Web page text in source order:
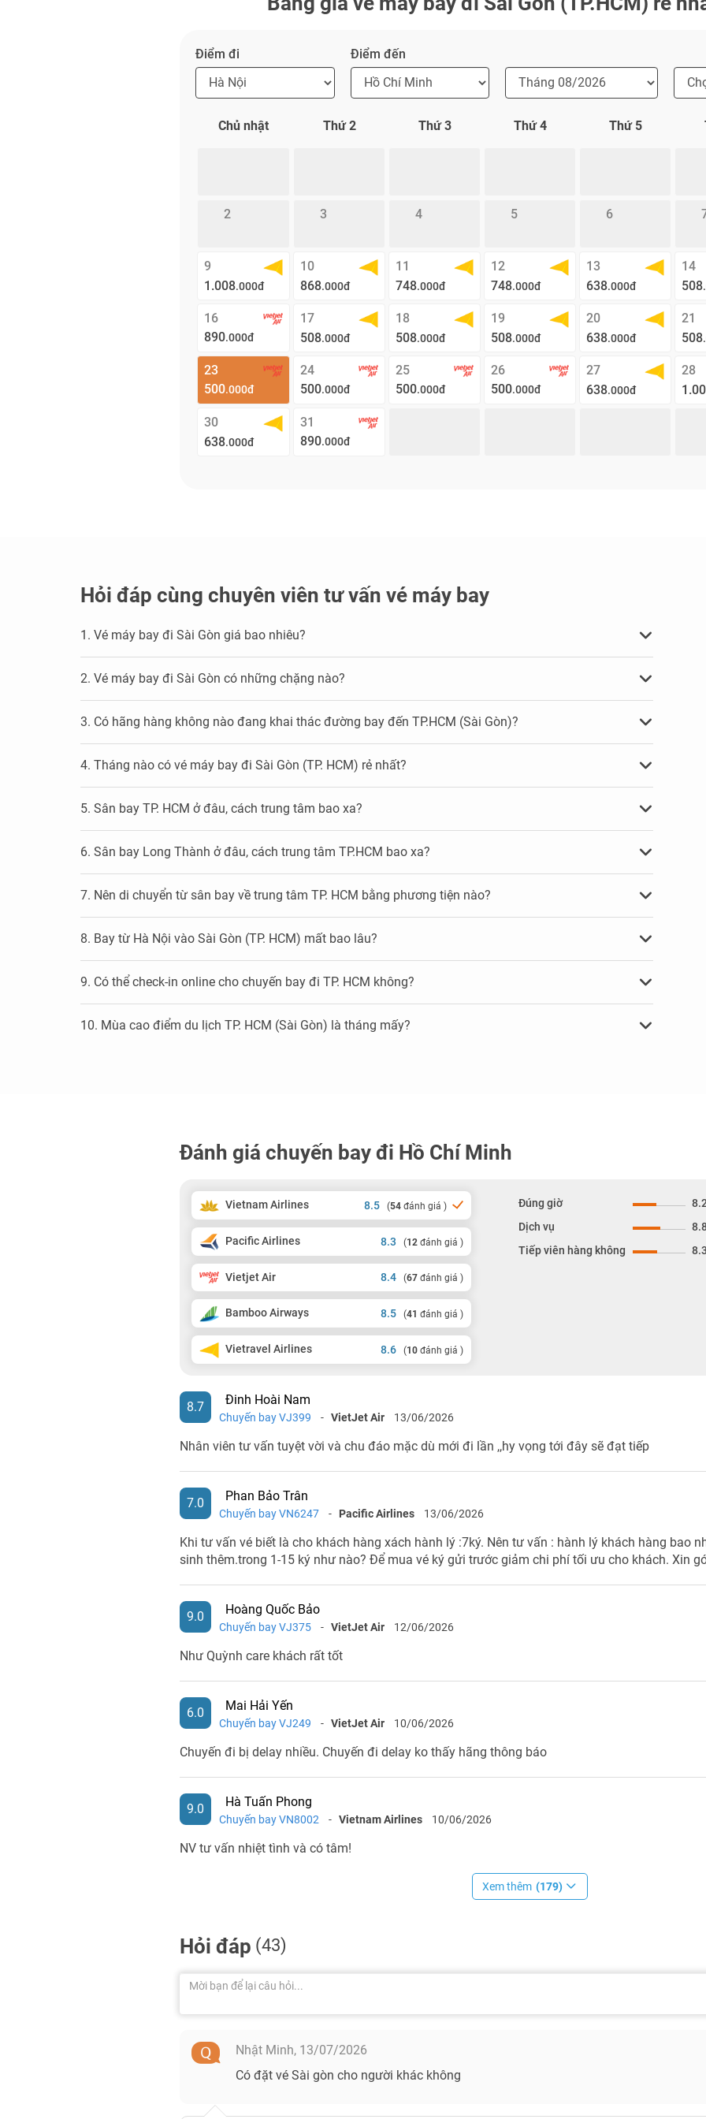
Điểm đi Điểm đến
Chủ nhật Thứ 2 Thứ 3 Thứ 4 Thứ 5
2 3 4 5 6
9
1.008.000đ
10
868.000đ
11
748.000đ
12
748.000đ
13
638.000đ
14
508
16
890.000đ
17
508.000đ
18
508.000đ
19
508.000đ
20
638.000đ
21
508
23
500.000đ
24
500.000đ
25
500.000đ
26
500.000đ
27
638.000đ
28
30
638.000đ
31
890.000đ
Hỏi đáp cùng chuyên viên tư vấn vé máy bay
1. Vé máy bay đi Sài Gòn giá bao nhiêu?
2. Vé máy bay đi Sài Gòn có những chặng nào?
3. Có hãng hàng không nào đang khai thác đường bay đến TP.HCM (Sài Gòn)?
4. Tháng nào có vé máy bay đi Sài Gòn (TP. HCM) rẻ nhất?
5. Sân bay TP. HCM ở đâu, cách trung tâm bao xa?
6. Sân bay Long Thành ở đâu, cách trung tâm TP.HCM bao xa?
7. Nên di chuyển từ sân bay về trung tâm TP. HCM bằng phương tiện nào?
8. Bay từ Hà Nội vào Sài Gòn (TP. HCM) mất bao lâu?
9. Có thể check-in online cho chuyến bay đi TP. HCM không?
10. Mùa cao điểm du lịch TP. HCM (Sài Gòn) là tháng mấy?
Đánh giá chuyến bay đi Hồ Chí Minh
Vietnam Airlines 8.5 (54 đánh giá )
Pacific Airlines 8.3 (12 đánh giá )
Vietjet Air 8.4 (67 đánh giá )
Bamboo Airways 8.5 (41 đánh giá )
Vietravel Airlines 8.6 (10 đánh giá )
Đúng giờ
Dịch vụ
Tiếp viên hàng không
8.3
8.7 Đinh Hoài Nam
Chuyến bay VJ399 - VietJet Air 13/06/2026
Nhân viên tư vấn tuyệt vời và chu đáo mặc dù mới đi lần ,,hy vọng tới đây sẽ đạt tiếp
7.0 Phan Bảo Trân
Chuyến bay VN6247 - Pacific Airlines 13/06/2026
Khi tư vấn vé biết là cho khách hàng xách hành lý :7ký. Nên tư vấn : hành lý khách hàng bao
sinh thêm.trong 1-15 ký như nào? Để mua vé ký gửi trước giảm chi phí tối ưu cho khách. Xin
9.0 Hoàng Quốc Bảo
Chuyến bay VJ375 - VietJet Air 12/06/2026
Như Quỳnh care khách rất tốt
6.0 Mai Hải Yến
Chuyến bay VJ249 - VietJet Air 10/06/2026
Chuyến đi bị delay nhiều. Chuyến đi delay ko thấy hãng thông báo
9.0 Hà Tuấn Phong
Chuyến bay VN8002 - Vietnam Airlines 10/06/2026
NV tư vấn nhiệt tình và có tâm!
Xem thêm (179)
Hỏi đáp (43)
Nhật Minh, 13/07/2026
Có đặt vé Sài gòn cho người khác không